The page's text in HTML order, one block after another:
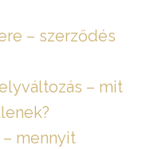
– szerződés
– mit
mennyit